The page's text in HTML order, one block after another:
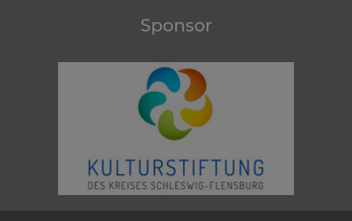
Sponsor